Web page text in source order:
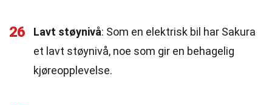
26 Lavt støynivå: Som en elektrisk bil har Sakura
et lavt støynivå, noe som gir en behagelig
kjøreopplevelse.